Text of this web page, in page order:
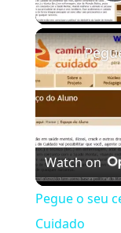
Watch on
Pegue o seu
Cuidado